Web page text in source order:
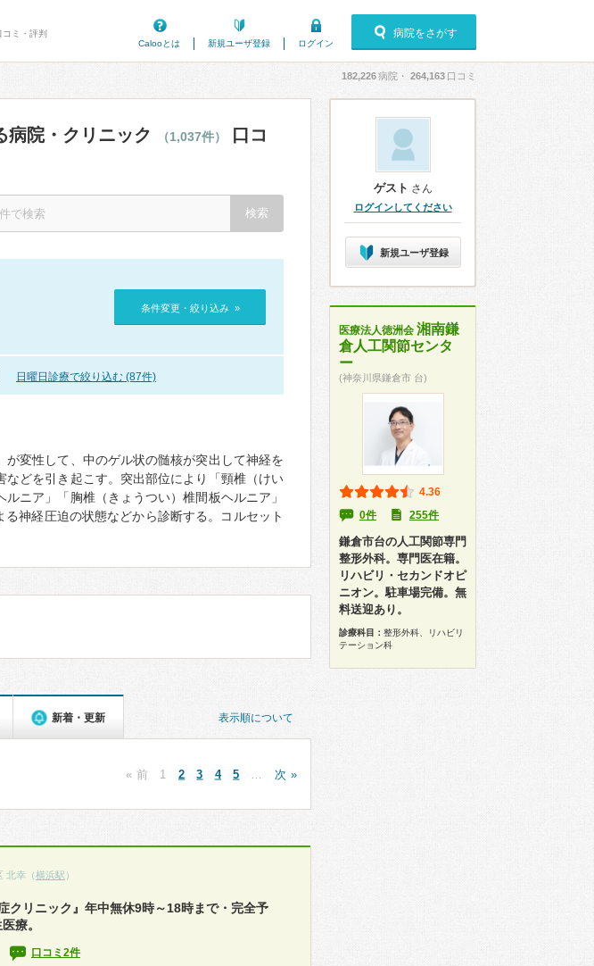
ミ・評判
Calooとは
新規ユーザ登録 ログイン
病院をさがす
182,226病院・ 264,163 口コミ
病院・クリニック （1,037件）
口コ
条件変更・絞り込み »
日曜日診療で絞り込む (87件)
変性して、中のゲル状の髄核が突出して神経を
どを引き起こす。突出部位により「頸椎（けい
ニア」「胸椎（きょうつい）椎間板ヘルニア」
神経圧迫の状態などから診断する。コルセット
表示順について
新着・更新
« 前 1 2 3 4 5 次 »
北幸（横浜駅 ）
クリニック』年中無休9時～18時まで・完全予
療。
口コミ2件
ゲスト さん
ログインしてください
新規ユーザ登録
医療法人徳洲会 湘南鎌
倉人工関節センタ
ー
(神奈川県鎌倉市 台)
4.36
0件
255件
鎌倉市台の人工関節専門
整形外科。専門医在籍。
リハビリ・セカンドオピ
ニオン。駐車場完備。無
料送迎あり。
診療科目： 整形外科、リハビリ
テーション科